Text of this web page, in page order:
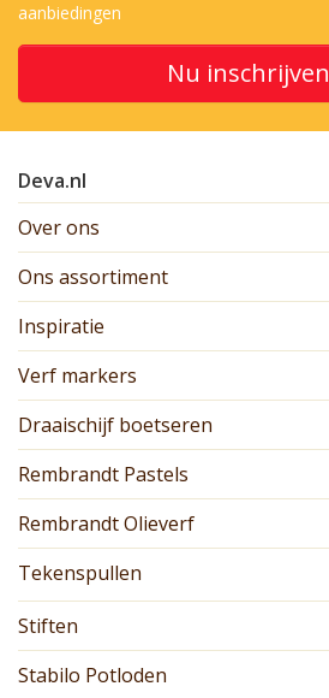
aanbiedingen
Nu inschrijven
Deva.nl
Over ons
Ons assortiment
Inspiratie
Verf markers
Draaischijf boetseren
Rembrandt Pastels
Rembrandt Olieverf
Tekenspullen
Stiften
Stabilo Potloden